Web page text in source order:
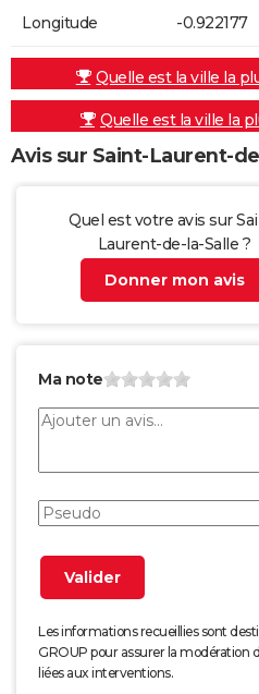
Longitude -0.922177
Quelle est la ville la
Quelle est la ville la
Avis sur Saint-Laurent-
Quel est votre avis sur
Laurent-de-la-Salle ?
Donner mon avis
Ma note
Les informations recueillies sont
GROUP pour assurer la modération
liées aux interventions.